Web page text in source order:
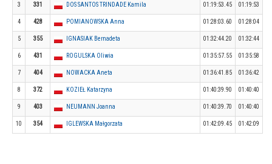
3 331 DOS SANTOS TRINDADE Kamila 01:19:53.45 01:19:53
4 428 POMIANOWSKA Anna 01:28:03.60 01:28:04
5 355 IGNASIAK Bernadeta 01:32:44.20 01:32:44
6 431 ROGULSKA Oliwia 01:35:57.55 01:35:58
7 404 NOWACKA Aneta 01:36:41.85 01:36:42
8 372 KOZIEŁ Katarzyna 01:40:39.90 01:40:40
9 403 NEUMANN Joanna 01:40:39.70 01:40:40
10 354 IGLEWSKA Małgorzata 01:42:09.45 01:42:09